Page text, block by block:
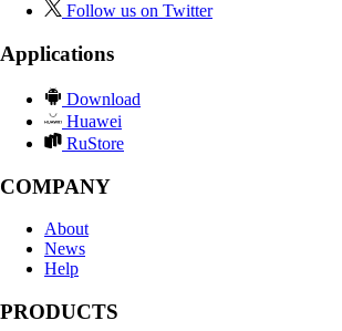
Follow us on Twitter
Applications
Download
Huawei
RuStore
COMPANY
About
News
Help
PRODUCTS